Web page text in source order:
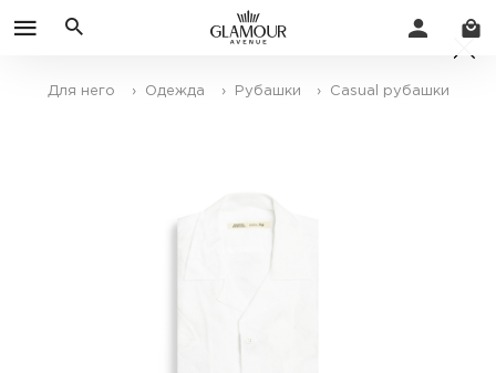
Для него › Одежда › Рубашки › Casual рубашки